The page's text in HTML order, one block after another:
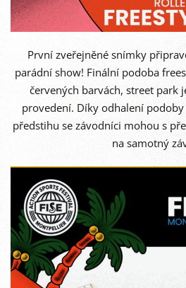
První zveřejněné snímky
parádní show! Finální podoba
červených barvách, street park
provedení. Díky odhalení podoby
předstihu se závodníci mohou s
na samotný